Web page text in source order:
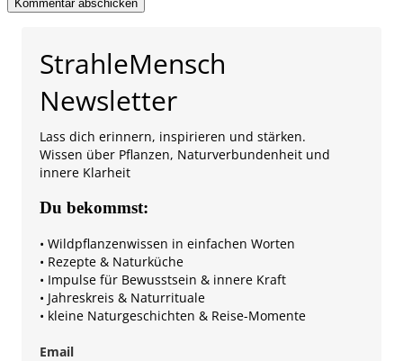
StrahleMensch
Newsletter
Lass dich erinnern, inspirieren und stärken.
Wissen über Pflanzen, Naturverbundenheit und
innere Klarheit
Du bekommst:
• Wildpflanzenwissen in einfachen Worten
• Rezepte & Naturküche
• Impulse für Bewusstsein & innere Kraft
• Jahreskreis & Naturrituale
• kleine Naturgeschichten & Reise-Momente
Email